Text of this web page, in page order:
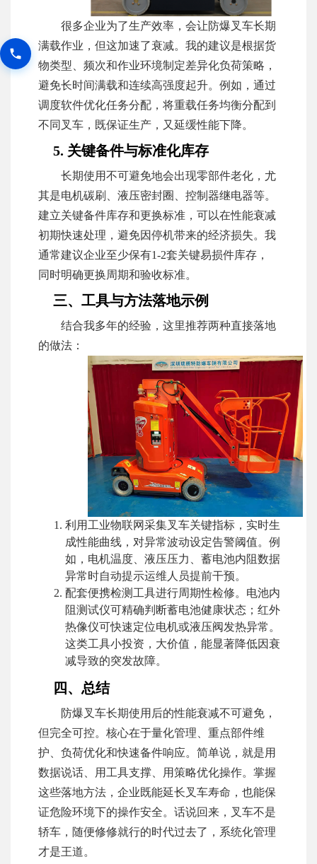
很多企业为了生产效率，会让防爆叉车长期
满载作业，但这加速了衰减。我的建议是根据货
物类型、频次和作业环境制定差异化负荷策略，
避免长时间满载和连续高强度起升。例如，通过
调度软件优化任务分配，将重载任务均衡分配到
不同叉车，既保证生产，又延缓性能下降。
5. 关键备件与标准化库存
长期使用不可避免地会出现零部件老化，尤
其是电机碳刷、液压密封圈、控制器继电器等。
建立关键备件库存和更换标准，可以在性能衰减
初期快速处理，避免因停机带来的经济损失。我
通常建议企业至少保有1-2套关键易损件库存，
同时明确更换周期和验收标准。
三、工具与方法落地示例
结合我多年的经验，这里推荐两种直接落地
的做法：
利用工业物联网采集叉车关键指标，实时生
成性能曲线，对异常波动设定告警阈值。例
如，电机温度、液压压力、蓄电池内阻数据
异常时自动提示运维人员提前干预。
配套便携检测工具进行周期性检修。电池内
阻测试仪可精确判断蓄电池健康状态；红外
热像仪可快速定位电机或液压阀发热异常。
这类工具小投资，大价值，能显著降低因衰
减导致的突发故障。
四、总结
防爆叉车长期使用后的性能衰减不可避免，
但完全可控。核心在于量化管理、重点部件维
护、负荷优化和快速备件响应。简单说，就是用
数据说话、用工具支撑、用策略优化操作。掌握
这些落地方法，企业既能延长叉车寿命，也能保
证危险环境下的操作安全。话说回来，叉车不是
轿车，随便修修就行的时代过去了，系统化管理
才是王道。